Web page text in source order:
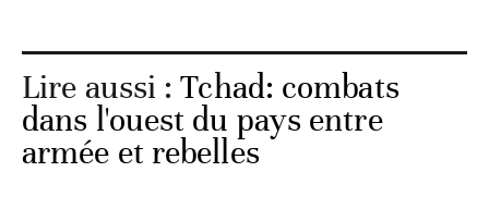
Lire aussi :Tchad: combats
dans l'ouest du pays entre
armée et rebelles